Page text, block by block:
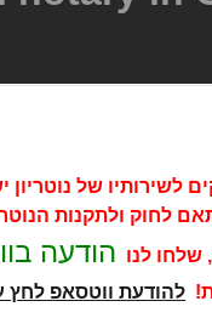
לשירותיו של
לחוק ולתקנות
שלחו לנו הודעה
להודעת ווטסאפ לחץ